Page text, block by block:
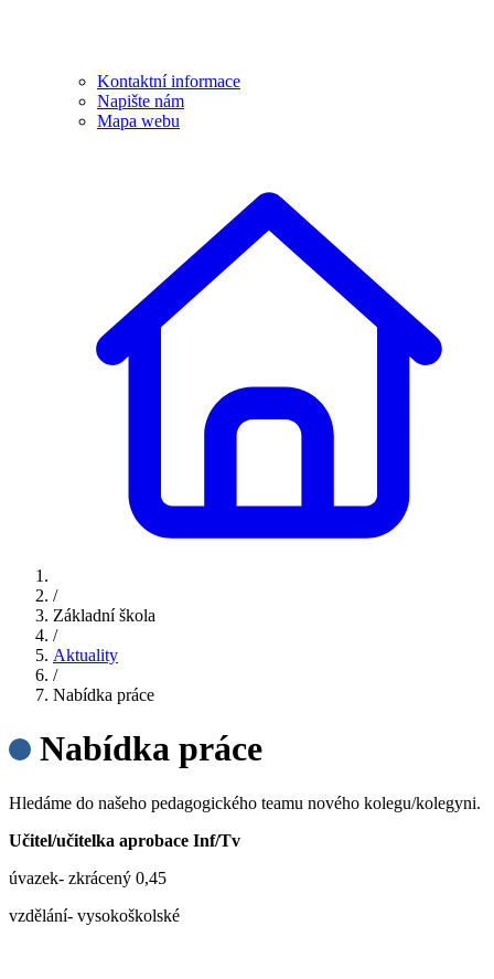
Kontaktní informace
Napište nám
Mapa webu
/
Základní škola
/
Aktuality
/
Nabídka práce
Nabídka práce
Hledáme do našeho pedagogického teamu nového kolegu/kolegyni.
Učitel/učitelka aprobace Inf/Tv
úvazek- zkrácený 0,45
vzdělání- vysokoškolské